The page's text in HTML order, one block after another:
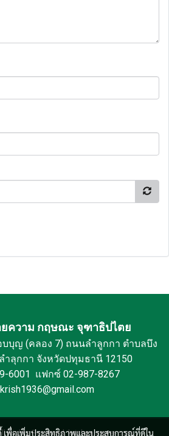
ความ กฤษณะ จุฑาธิปไตย
บุญ (คลอง 7) ถนนลำลูกกา ตำบลบึง
ำลุกกา จังหวัดปทุมธานี 12150
6001 แฟกซ์ 02-987-8267
Rights Reserved. krishnalawyer.com
เพื่อเพิ่มประสิทธิภาพและประสบการณ์ที่ดีใน